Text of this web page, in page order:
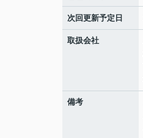
次回更新予定日
取扱会社
備考